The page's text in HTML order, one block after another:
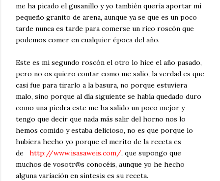
me ha picado el gusanillo y yo también quería aportar mi
pequeño granito de arena, aunque ya se que es un poco
tarde nunca es tarde para comerse un rico roscón que
podemos comer en cualquier época del año.
Este es mi segundo roscón el otro lo hice el año pasado,
pero no os quiero contar como me salio, la verdad es que
casi fue para tirarlo a la basura, no porque estuviera
malo, sino porque al día siguiente se había quedado duro
como una piedra este me ha salido un poco mejor y
tengo que decir que nada más salir del horno nos lo
hemos comido y estaba delicioso, no es que porque lo
hubiera hecho yo porque el merito de la receta es
de http://www.isasaweis.com/, que supongo que
muchos de vosotr@s conocéis, aunque yo he hecho
alguna variación en síntesis es su receta.